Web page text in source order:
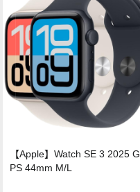
【Apple】Watch SE 3 2025 G
PS 44mm M/L